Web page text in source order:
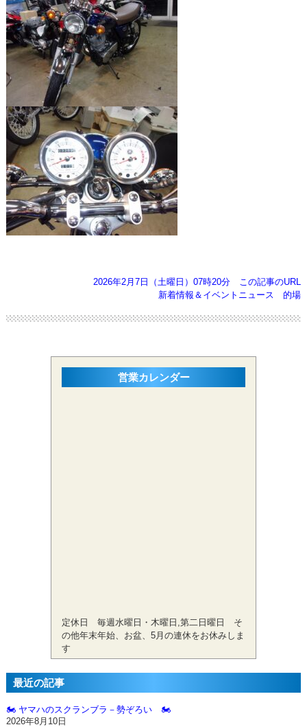
2026年2月7日（土曜日）07時20分
この記事のURL
新着情報＆イベントニュース
的場
営業カレンダー
定休日 毎週水曜日・木曜日,第二日曜日 そ
の他年末年始、お盆、5月の連休をお休みしま
す
最近の記事
🏍️ ヤマハのスクランブラ－勢ぞろい 🏍️
2026年8月10日